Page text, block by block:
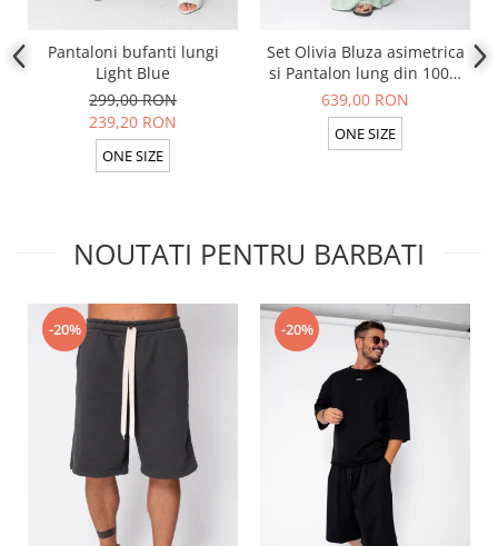
Pantaloni bufanti lungi
Light Blue
299,00 RON
239,20 RON
ONE SIZE
Set Olivia Bluza asimetrica
si Pantalon lung din 100%
in Light Olive
639,00 RON
ONE SIZE
NOUTATI PENTRU BARBATI
-20% -20%